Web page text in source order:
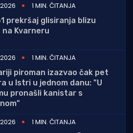
1 MIN. ČITANJA
prekršaj glisiranja blizu
na Kvarneru
1 MIN. ČITANJA
piroman izazvao čak pet
u Istri u jednom danu: "U
pronašli kanistar s
1 MIN. ČITANJA